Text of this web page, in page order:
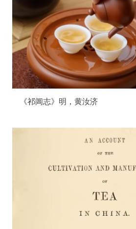
《祁阊志》明，黄汝济